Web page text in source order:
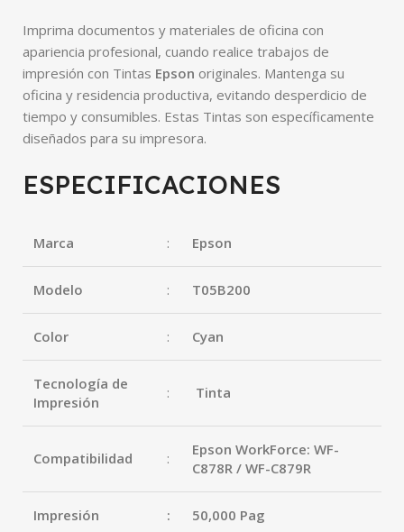
Imprima documentos y materiales de oficina con
apariencia profesional, cuando realice trabajos de
impresión con Tintas Epson originales. Mantenga su
oficina y residencia productiva, evitando desperdicio de
tiempo y consumibles. Estas Tintas son específicamente
diseñados para su impresora.
ESPECIFICACIONES
Marca : Epson
Modelo : T05B200
Color : Cyan
Tecnología de
Impresión
: Tinta
Compatibilidad :
Epson WorkForce: WF-
C878R / WF-C879R
Impresión : 50,000 Pag